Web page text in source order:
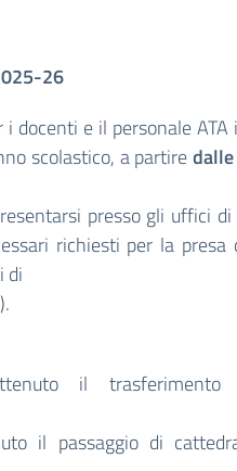
26
docenti e il personale ATA
scolastico, a partire
presso gli uffici
richiesti per la presa
di
il trasferimento
il passaggio di